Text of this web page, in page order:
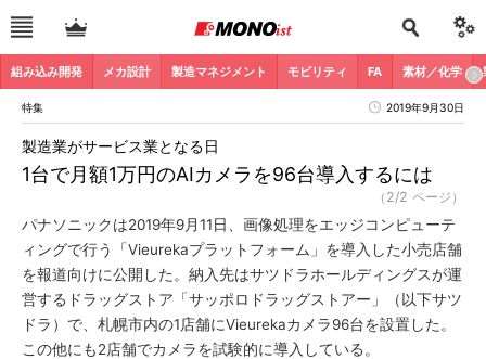
組み込み開発 メカ設計 製造マネジメント モビリティ FA 素材／化学
特集 2019年9月30日
1台で月額1万円のAIカメラを96台導入するには
製造業がサービス業となる日
（2/2 ページ）
パナソニックは2019年9月11日、画像処理をエッジコンピューテ
ィングで行う「Vieurekaプラットフォーム」を導入した小売店舗
を報道向けに公開した。納入先はサツドラホールディングスが運
営するドラッグストア「サッポロドラッグストアー」（以下サツ
ドラ）で、札幌市内の1店舗にVieurekaカメラ96台を設置した。
この他にも2店舗でカメラを試験的に導入している。